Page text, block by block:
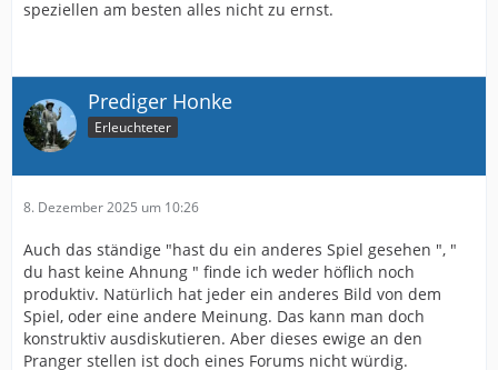
speziellen am besten alles nicht zu ernst.
Prediger Honke
Erleuchteter
8. Dezember 2025 um 10:26
Auch das ständige "hast du ein anderes Spiel gesehen ", "
du hast keine Ahnung " finde ich weder höflich noch
produktiv. Natürlich hat jeder ein anderes Bild von dem
Spiel, oder eine andere Meinung. Das kann man doch
konstruktiv ausdiskutieren. Aber dieses ewige an den
Pranger stellen ist doch eines Forums nicht würdig.